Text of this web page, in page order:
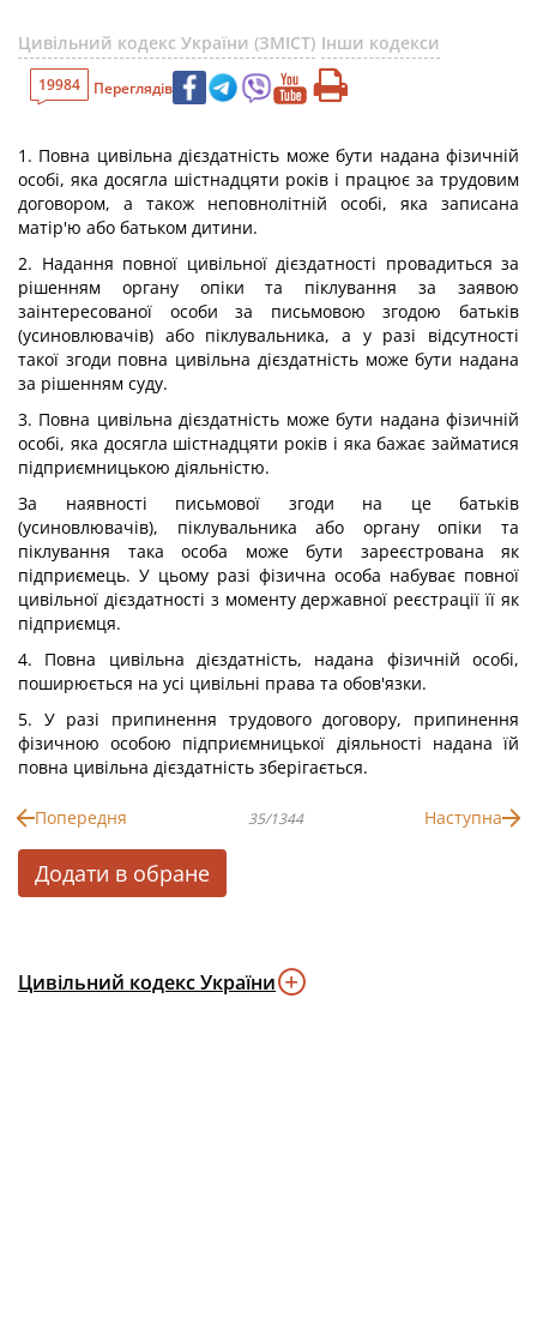
Цивільний кодекс України (ЗМІСТ) Інши кодекси
19984 Переглядів
1. Повна цивільна дієздатність може бути надана фізичній
особі, яка досягла шістнадцяти років і працює за трудовим
договором, а також неповнолітній особі, яка записана
матір'ю або батьком дитини.
2. Надання повної цивільної дієздатності провадиться за
рішенням органу опіки та піклування за заявою
заінтересованої особи за письмовою згодою батьків
(усиновлювачів) або піклувальника, а у разі відсутності
такої згоди повна цивільна дієздатність може бути надана
за рішенням суду.
3. Повна цивільна дієздатність може бути надана фізичній
особі, яка досягла шістнадцяти років і яка бажає займатися
підприємницькою діяльністю.
За наявності письмової згоди на це батьків
(усиновлювачів), піклувальника або органу опіки та
піклування така особа може бути зареєстрована як
підприємець. У цьому разі фізична особа набуває повної
цивільної дієздатності з моменту державної реєстрації її як
підприємця.
4. Повна цивільна дієздатність, надана фізичній особі,
поширюється на усі цивільні права та обов'язки.
5. У разі припинення трудового договору, припинення
фізичною особою підприємницької діяльності надана їй
повна цивільна дієздатність зберігається.
Попередня 35/1344 Наступна
Додати в обране
Цивільний кодекс України